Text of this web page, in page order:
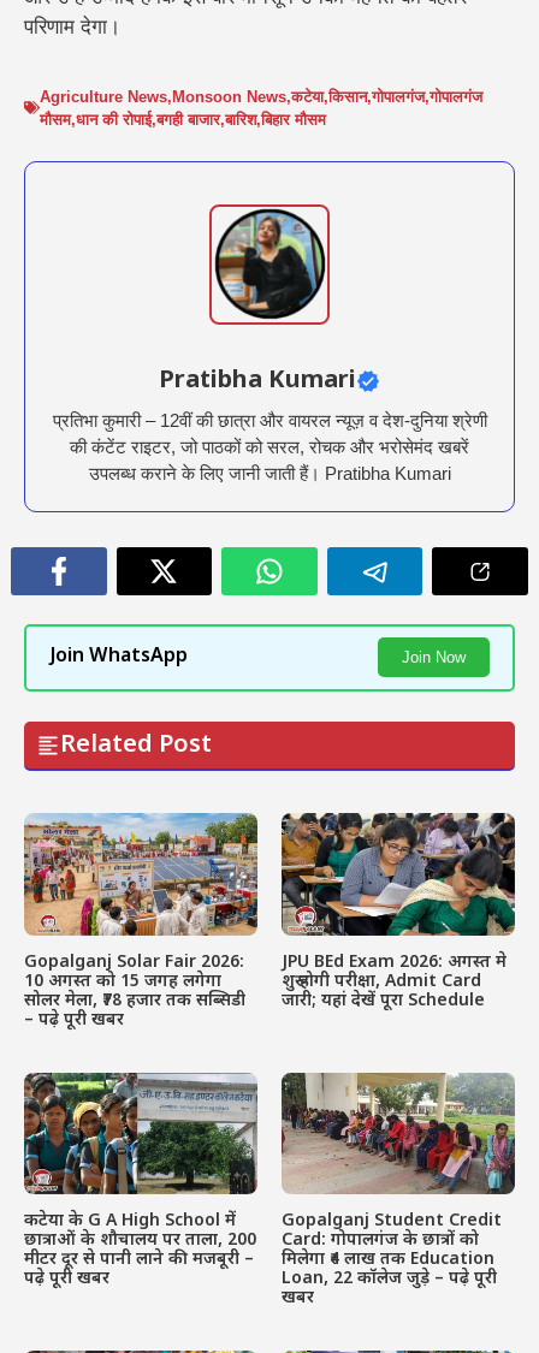
परिणाम देगा।
Agriculture News,Monsoon News,कटेया,किसान,गोपालगंज,गोपालगंज
मौसम,धान की रोपाई,बगही बाजार,बारिश,बिहार मौसम
Pratibha Kumari
प्रतिभा कुमारी – 12वीं की छात्रा और वायरल न्यूज़ व देश-दुनिया श्रेणी
की कंटेंट राइटर, जो पाठकों को सरल, रोचक और भरोसेमंद खबरें
उपलब्ध कराने के लिए जानी जाती हैं। Pratibha Kumari
Join WhatsApp Join Now
Related Post
Gopalganj Solar Fair 2026:
10 अगस्त को 15 जगह लगेगा
सोलर मेला, ₹78 हजार तक सब्सिडी
– पढ़े पूरी खबर
JPU BEd Exam 2026: अगस्त मे
शुरू होगी परीक्षा, Admit Card
जारी; यहां देखें पूरा Schedule
कटेया के G A High School में
छात्राओं के शौचालय पर ताला, 200
मीटर दूर से पानी लाने की मजबूरी –
पढ़े पूरी खबर
Gopalganj Student Credit
Card: गोपालगंज के छात्रों को
मिलेगा ₹4 लाख तक Education
Loan, 22 कॉलेज जुड़े – पढ़े पूरी
खबर